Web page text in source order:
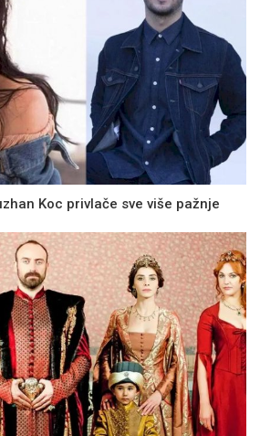
Koc privlače sve više pažnje